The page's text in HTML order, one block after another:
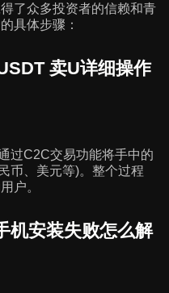
了众多投资者的信赖和青
具体步骤：
卖U详细操作
过C2C交易功能将手中的
币、美元等)。整个过程
户。
机安装失败怎么解